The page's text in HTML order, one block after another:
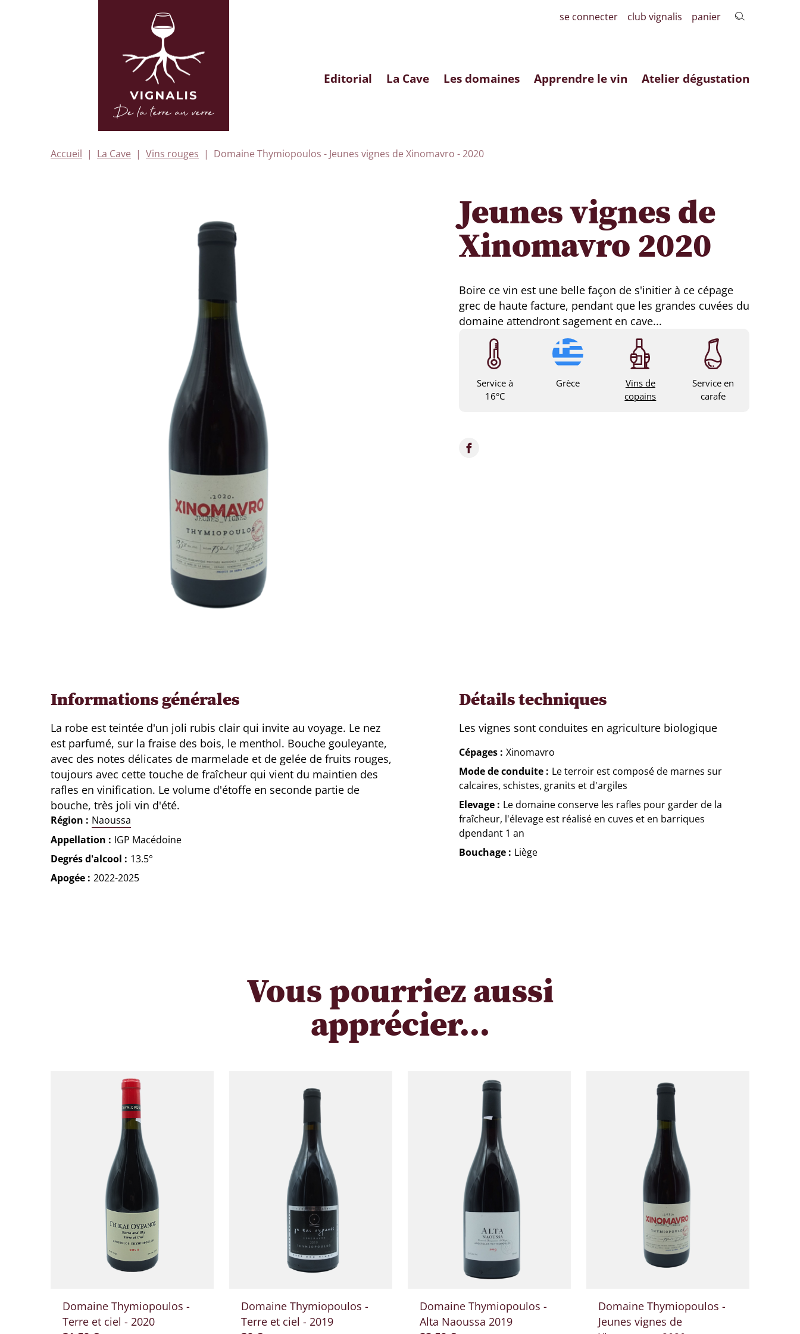
se connecter club vignalis panier
Editorial La Cave Les domaines Apprendre le vin Atelier dégustation
Accueil La Cave Vins rouges Domaine Thymiopoulos - Jeunes vignes de Xinomavro - 2020
Jeunes vignes de
Xinomavro 2020
Boire ce vin est une belle façon de s'initier à ce cépage
grec de haute facture, pendant que les grandes cuvées du
domaine attendront sagement en cave...
Service à
16°C
Grèce
Vins de
copains
Service en
carafe
Informations générales
La robe est teintée d'un joli rubis clair qui invite au voyage. Le nez
est parfumé, sur la fraise des bois, le menthol. Bouche gouleyante,
avec des notes délicates de marmelade et de gelée de fruits rouges,
toujours avec cette touche de fraîcheur qui vient du maintien des
rafles en vinification. Le volume d'étoffe en seconde partie de
bouche, très joli vin d'été.
Région
Naoussa
Appellation
IGP Macédoine
Degrés d'alcool
13.5°
Apogée
2022-2025
Détails techniques
Les vignes sont conduites en agriculture biologique
Cépages
Xinomavro
Mode de conduite
Le terroir est composé de marnes sur
calcaires, schistes, granits et d'argiles
Elevage
Le domaine conserve les rafles pour garder de la
fraîcheur, l'élevage est réalisé en cuves et en barriques
dpendant 1 an
Bouchage
Liège
Vous pourriez aussi
apprécier...
Domaine Thymiopoulos -
Terre et ciel - 2020
Domaine Thymiopoulos -
Terre et ciel - 2019
Domaine Thymiopoulos -
Alta Naoussa 2019
Domaine Thymiopoulos -
Jeunes vignes de